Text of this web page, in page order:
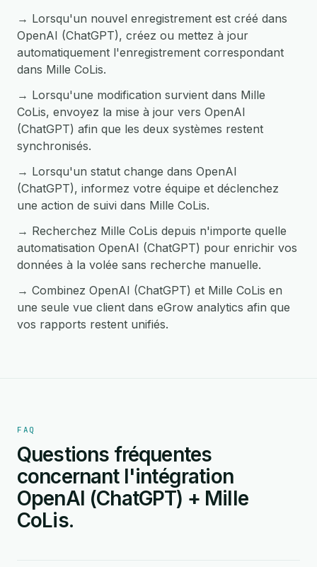
→ Lorsqu'un nouvel enregistrement est créé dans
OpenAI (ChatGPT), créez ou mettez à jour
automatiquement l'enregistrement correspondant
dans Mille CoLis.
→ Lorsqu'une modification survient dans Mille
CoLis, envoyez la mise à jour vers OpenAI
(ChatGPT) afin que les deux systèmes restent
synchronisés.
→ Lorsqu'un statut change dans OpenAI
(ChatGPT), informez votre équipe et déclenchez
une action de suivi dans Mille CoLis.
→ Recherchez Mille CoLis depuis n'importe quelle
automatisation OpenAI (ChatGPT) pour enrichir vos
données à la volée sans recherche manuelle.
→ Combinez OpenAI (ChatGPT) et Mille CoLis en
une seule vue client dans eGrow analytics afin que
vos rapports restent unifiés.
FAQ
Questions fréquentes
concernant l'intégration
OpenAI (ChatGPT) + Mille
CoLis.